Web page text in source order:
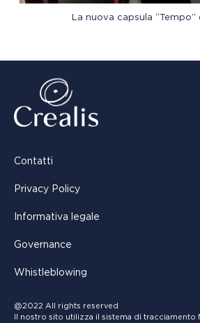
La nuova capsula “Tempo”
Contatti
Privacy Policy
Informativa legale
Governance
Whistleblowing
@2022 All rights reserved
Il nostro sito utilizza il sistema di tracciamento